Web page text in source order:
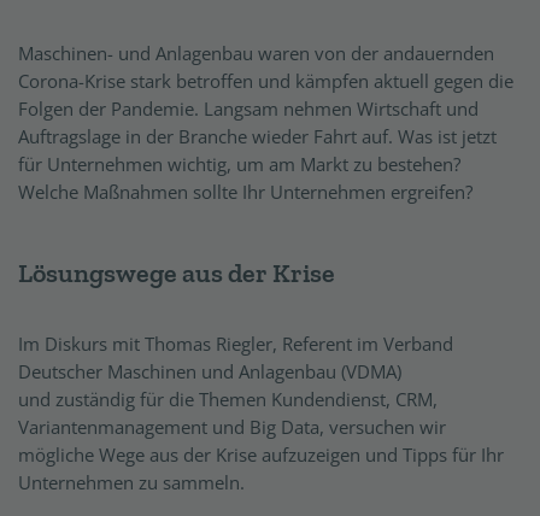
Maschinen- und Anlagenbau waren von der andauernden
Corona-Krise stark betroffen und kämpfen aktuell gegen die
Folgen der Pandemie. Langsam nehmen Wirtschaft und
Auftragslage in der Branche wieder Fahrt auf. Was ist jetzt
für Unternehmen wichtig, um am Markt zu bestehen?
Welche Maßnahmen sollte Ihr Unternehmen ergreifen?
Lösungswege aus der Krise
Im Diskurs mit Thomas Riegler, Referent im Verband
Deutscher Maschinen und Anlagenbau (VDMA)
und zuständig für die Themen Kundendienst, CRM,
Variantenmanagement und Big Data, versuchen wir
mögliche Wege aus der Krise aufzuzeigen und Tipps für Ihr
Unternehmen zu sammeln.